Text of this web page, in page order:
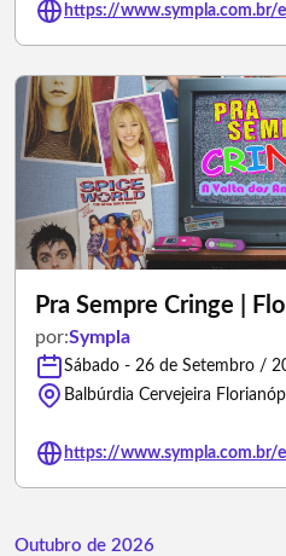
Pra Sempre Cringe |
por:Sympla
Sábado - 26 de Setembro /
Outubro de 2026